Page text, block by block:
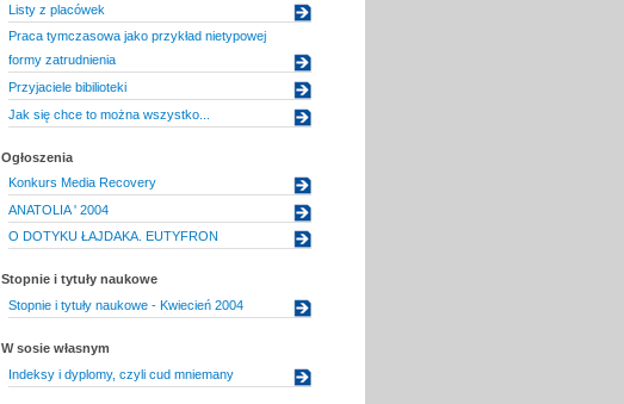
Listy z placówek
Praca tymczasowa jako przykład nietypowej
formy zatrudnienia
Przyjaciele bibilioteki
Jak się chce to można wszystko...
Ogłoszenia
Konkurs Media Recovery
ANATOLIA ' 2004
O DOTYKU ŁAJDAKA. EUTYFRON
Stopnie i tytuły naukowe
Stopnie i tytuły naukowe - Kwiecień 2004
W sosie własnym
Indeksy i dyplomy, czyli cud mniemany